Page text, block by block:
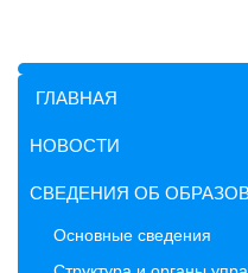
ГЛАВНАЯ
НОВОСТИ
СВЕДЕНИЯ ОБ
Основные сведения